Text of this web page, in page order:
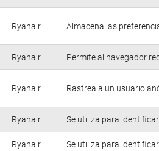
Ryanair Almacena las
Ryanair Permite al navegador
Ryanair Rastrea a un usuario
Ryanair Se utiliza para
Ryanair Se utiliza para